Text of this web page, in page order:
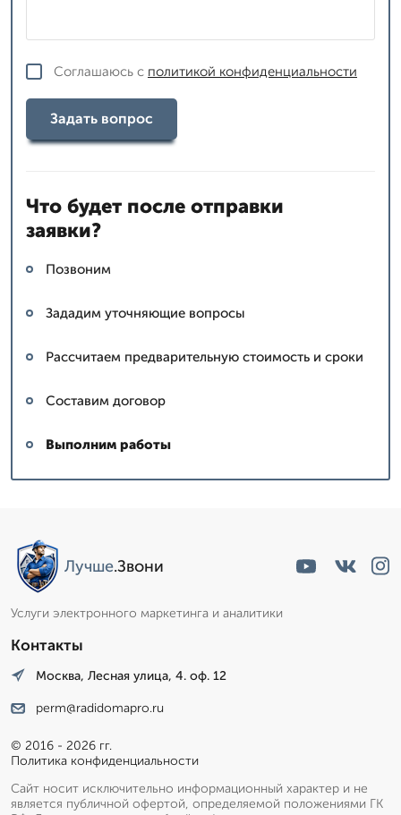
Соглашаюсь с политикой конфиденциальности
Задать вопрос
Что будет после отправки
заявки?
Позвоним
Зададим уточняющие вопросы
Рассчитаем предварительную стоимость и сроки
Составим договор
Выполним работы
Лучше.Звони
Услуги электронного маркетинга и аналитики
Контакты
Москва, Лесная улица, 4. оф. 12
perm@radidomapro.ru
© 2016 - 2026 гг.
Политика конфиденциальности
Сайт носит исключительно информационный характер и не
является публичной офертой, определяемой положениями ГК